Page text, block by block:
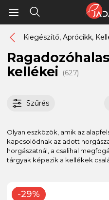
Kiegészítő, Aprócikk,
kellékei
(627)
Szűrés
Olyan eszközök, amik az
kapcsolódnak az adott
horgászatnál, a csalihal
tárgyak képezik a kellékek
-29%